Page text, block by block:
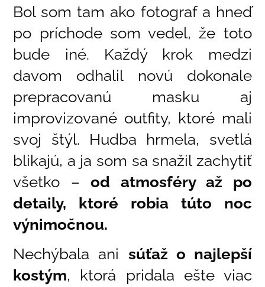
Bol som tam ako fotograf a hneď
po príchode som vedel, že toto
bude iné. Každý krok medzi
davom odhalil novú dokonale
prepracovanú masku aj
improvizované outfity, ktoré mali
svoj štýl. Hudba hrmela, svetlá
blikajú, a ja som sa snažil zachytiť
všetko –od atmosféry až po
detaily, ktoré robia túto noc
výnimočnou.
Nechýbala ani súťaž o najlepší
kostým, ktorá pridala ešte viac